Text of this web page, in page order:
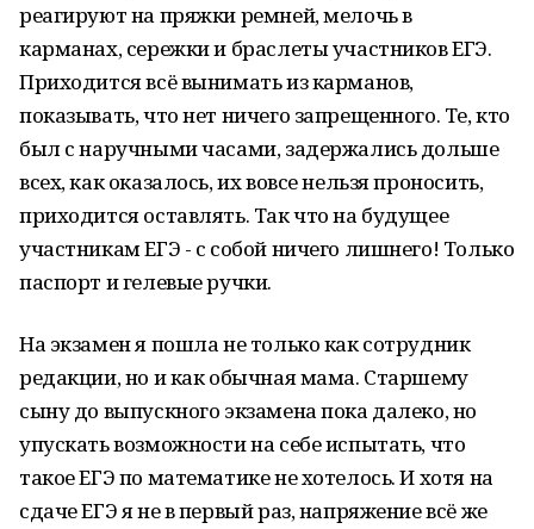
реагируют на пряжки ремней, мелочь в
карманах, сережки и браслеты участников ЕГЭ.
Приходится всё вынимать из карманов,
показывать, что нет ничего запрещенного. Те, кто
был с наручными часами, задержались дольше
всех, как оказалось, их вовсе нельзя проносить,
приходится оставлять. Так что на будущее
участникам ЕГЭ - с собой ничего лишнего! Только
паспорт и гелевые ручки.
На экзамен я пошла не только как сотрудник
редакции, но и как обычная мама. Старшему
сыну до выпускного экзамена пока далеко, но
упускать возможности на себе испытать, что
такое ЕГЭ по математике не хотелось. И хотя на
сдаче ЕГЭ я не в первый раз, напряжение всё же